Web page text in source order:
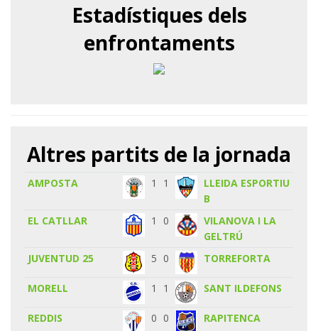
Estadístiques dels
enfrontaments
Altres partits de la jornada
AMPOSTA 1 1
LLEIDA ESPORTIU
B
EL CATLLAR
1 0
VILANOVA I LA
GELTRÚ
JUVENTUD 25
5 0 TORREFORTA
MORELL 1 1 SANT ILDEFONS
REDDIS 0 0 RAPITENCA